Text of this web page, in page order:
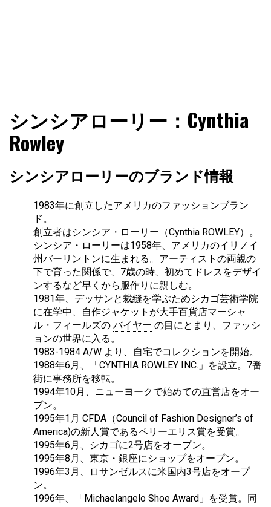
ファショコン通信
ッションとモードを分析するファッション情報サイトです
シンシアローリー：Cynthia
Rowley
シンシアローリーのブランド情報
1983年に創立したアメリカのファッションブラン
ド。
創立者はシンシア・ローリー（Cynthia ROWLEY）。
シンシア・ローリーは1958年、アメリカのイリノイ
州バーリントンに生まれる。アーティストの両親の
下で育った関係で、7歳の時、初めてドレスをデザイ
ンするなど早くから服作りに親しむ。
1981年、デッサンと裁縫を学ぶためシカゴ芸術学院
に在学中、自作ジャケットが大手百貨店マーシャ
ル・フィールズの バイヤー の目にとまり、ファッシ
ョンの世界に入る。
1983-1984 A/W より、自宅でコレクションを開始。
1988年6月、「CYNTHIA ROWLEY INC.」を設立。7番
街に事務所を移転。
1994年10月、ニューヨークで始めての直営店をオー
プン。
1995年1月 CFDA（Council of Fashion Designer’s of
America)の新人賞であるペリーエリス賞を受賞。
1995年6月、シカゴに2号店をオープン。
1995年8月、東京・銀座にショップをオープン。
1996年3月、ロサンゼルスに米国内3号店をオープ
ン。
1996年、「Michaelangelo Shoe Award」を受賞。同